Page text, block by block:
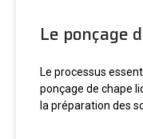
Le ponçage
Le processus
ponçage de chape
la préparation des